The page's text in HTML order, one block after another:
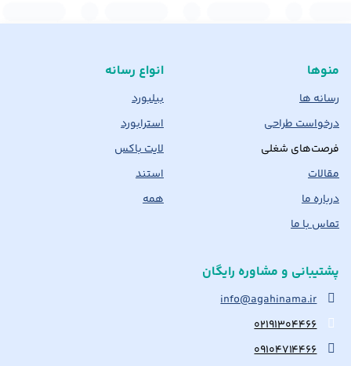
منوها
رسانه ها
درخواست طراحی
فرصت‌های شغلی
مقالات
درباره ما
تماس با ما
انواع رسانه
بیلبورد
استرابورد
لایت باکس
استند
همه
پشتیبانی و مشاوره رایگان
info@agahinama.ir
۰۲۱۹۱۳۰۴۴۶۶
۰۹۱۰۴۷۱۴۴۶۶